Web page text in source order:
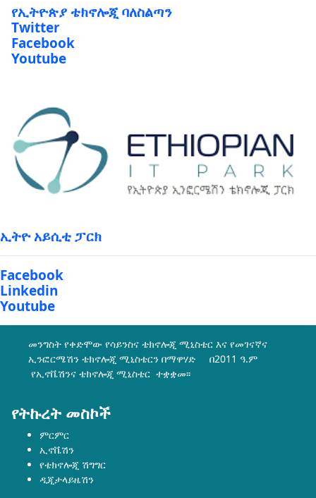
የኢትዮጵያ ቴክኖሎጂ ባለስልጣን
Twitter
Facebook
Youtube
ኢትዮ አይሲቲ ፓርክ
Facebook
Linkedin
Youtube
መንግስት የቀድሞው የሳይንስና ቴክኖሎጂ ሚኒስቴር እና የመገናኛና
ኢንፎርሜሽን ቴክኖሎጂ ሚኒስቴርን በማዋሃድ በ2011 ዓ.ም
የኢኖቬሽንና ቴክኖሎጂ ሚኒስቴር ተቋቋመ፡፡
የትኩረት መስኮች
ምርምር
ኢኖቬሽን
የቴክኖሎጂ ሽግግር
ዲጂታላይዜሽን